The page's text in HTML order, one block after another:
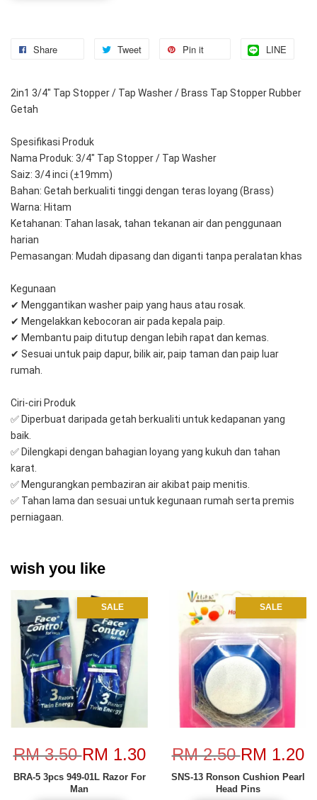
Share Tweet Pin it LINE
2in1 3/4" Tap Stopper / Tap Washer / Brass Tap Stopper Rubber
Getah
Spesifikasi Produk
Nama Produk: 3/4" Tap Stopper / Tap Washer
Saiz: 3/4 inci (±19mm)
Bahan: Getah berkualiti tinggi dengan teras loyang (Brass)
Warna: Hitam
Ketahanan: Tahan lasak, tahan tekanan air dan penggunaan
harian
Pemasangan: Mudah dipasang dan diganti tanpa peralatan khas
Kegunaan
✔ Menggantikan washer paip yang haus atau rosak.
✔ Mengelakkan kebocoran air pada kepala paip.
✔ Membantu paip ditutup dengan lebih rapat dan kemas.
✔ Sesuai untuk paip dapur, bilik air, paip taman dan paip luar
rumah.
Ciri-ciri Produk
✅ Diperbuat daripada getah berkualiti untuk kedapanan yang
baik.
✅ Dilengkapi dengan bahagian loyang yang kukuh dan tahan
karat.
✅ Mengurangkan pembaziran air akibat paip menitis.
✅ Tahan lama dan sesuai untuk kegunaan rumah serta premis
perniagaan.
wish you like
SALE
RM 3.50RM 1.30
BRA-5 3pcs 949-01L Razor For
Man
SALE
RM 2.50RM 1.20
SNS-13 Ronson Cushion Pearl
Head Pins